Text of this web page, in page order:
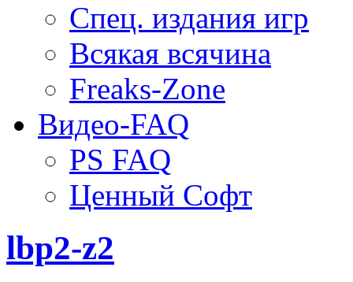
Спец. издания игр
Всякая всячина
Freaks-Zone
Видео-FAQ
PS FAQ
Ценный Софт
lbp2-z2